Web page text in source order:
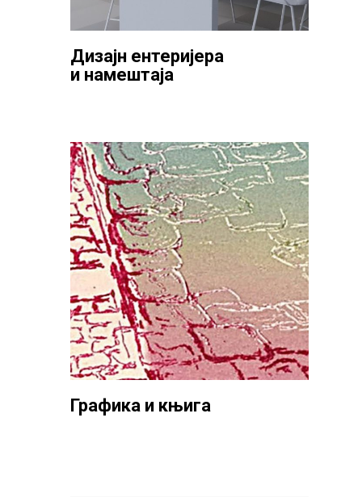
Дизајн ентеријера
и намештаја
Графика и књига